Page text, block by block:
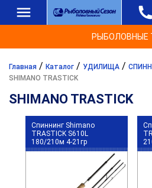
РЫБОЛОВНЫЕ
Главная / Каталог / УДИЛИЩА /
SHIMANO TRASTICK
SHIMANO TRASTICK
Спиннинг Shimano
TRASTICK S610L
180/210м 4-21гр